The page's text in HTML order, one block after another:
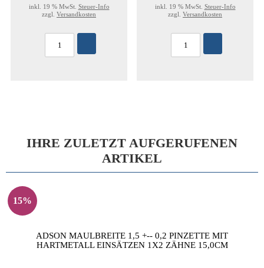
inkl. 19 % MwSt. Steuer-Info
zzgl. Versandkosten
inkl. 19 % MwSt. Steuer-Info
zzgl. Versandkosten
IHRE ZULETZT AUFGERUFENEN
ARTIKEL
15%
ADSON MAULBREITE 1,5 +-- 0,2 PINZETTE MIT
HARTMETALL EINSÄTZEN 1X2 ZÄHNE 15,0CM